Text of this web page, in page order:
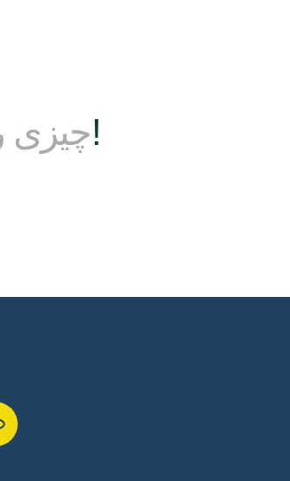
چیزیدر تماس باشید!